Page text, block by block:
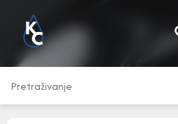
Pogledaj sve